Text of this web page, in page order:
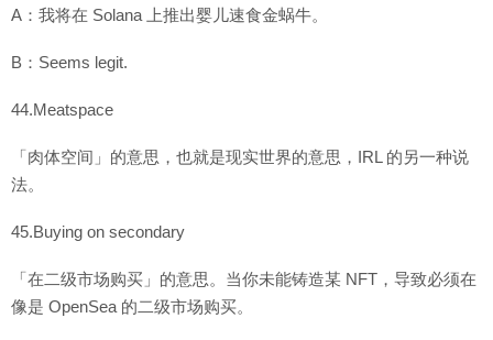
A：我将在 Solana 上推出婴儿速食金蜗牛。
B：Seems legit.
44.Meatspace
「肉体空间」的意思，也就是现实世界的意思，IRL 的另一种说
法。
45.Buying on secondary
「在二级市场购买」的意思。当你未能铸造某 NFT，导致必须在
像是 OpenSea 的二级市场购买。